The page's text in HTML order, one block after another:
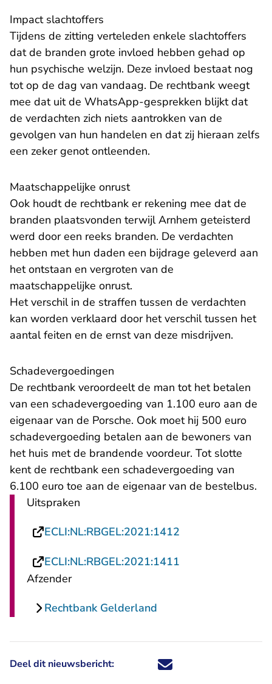
Impact slachtoffers
Tijdens de zitting verteleden enkele slachtoffers
dat de branden grote invloed hebben gehad op
hun psychische welzijn. Deze invloed bestaat nog
tot op de dag van vandaag. De rechtbank weegt
mee dat uit de WhatsApp-gesprekken blijkt dat
de verdachten zich niets aantrokken van de
gevolgen van hun handelen en dat zij hieraan zelfs
een zeker genot ontleenden.
Maatschappelijke onrust
Ook houdt de rechtbank er rekening mee dat de
branden plaatsvonden terwijl Arnhem geteisterd
werd door een reeks branden. De verdachten
hebben met hun daden een bijdrage geleverd aan
het ontstaan en vergroten van de
maatschappelijke onrust.
Het verschil in de straffen tussen de verdachten
kan worden verklaard door het verschil tussen het
aantal feiten en de ernst van deze misdrijven.
Schadevergoedingen
De rechtbank veroordeelt de man tot het betalen
van een schadevergoeding van 1.100 euro aan de
eigenaar van de Porsche. Ook moet hij 500 euro
schadevergoeding betalen aan de bewoners van
het huis met de brandende voordeur. Tot slotte
kent de rechtbank een schadevergoeding van
6.100 euro toe aan de eigenaar van de bestelbus.
Uitspraken
ECLI:NL:RBGEL:2021:1412
ECLI:NL:RBGEL:2021:1411
Afzender
Rechtbank Gelderland
Deel dit nieuwsbericht: Deel dit nieuwsbericht via X -
Deel dit nieuwsbericht via
Deel dit nieuwsbericht
Deel dit